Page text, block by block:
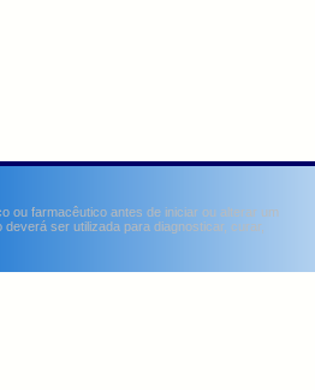
ou farmacêutico antes de iniciar ou alterar um
ser utilizada para diagnosticar, curar,